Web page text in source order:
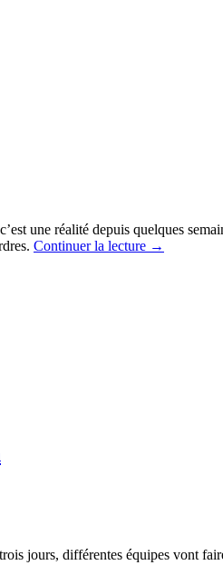
une réalité depuis quelques
Continuer la lecture →
jours, différentes équipes vont